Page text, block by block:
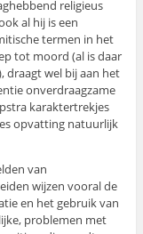
religieus
al hij is een
termen in het
tot moord (al is daar
draagt wel bij aan het
onverdraagzame
karaktertrekjes
opvatting natuurlijk
van
wijzen vooral de
en het gebruik van
problemen met